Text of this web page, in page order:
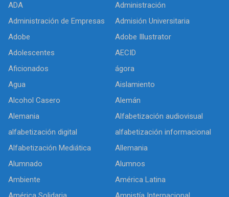
ADA
Administración
Administración de Empresas
Admisión Universitaria
Adobe
Adobe Illustrator
Adolescentes
AECID
Aficionados
ágora
Agua
Aislamiento
Alcohol Casero
Alemán
Alemania
Alfabetización audiovisual
alfabetización digital
alfabetización informacional
Alfabetización Mediática
Allemania
Alumnado
Alumnos
Ambiente
América Latina